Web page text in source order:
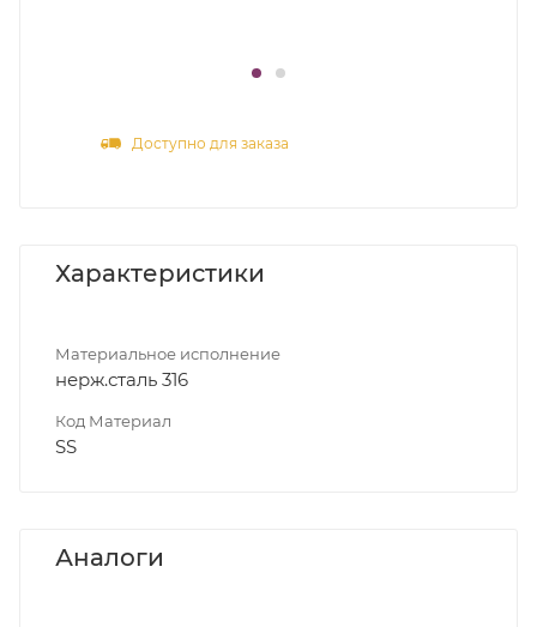
Доступно для заказа
Характеристики
Материальное исполнение
нерж.сталь 316
Код Материал
SS
Аналоги